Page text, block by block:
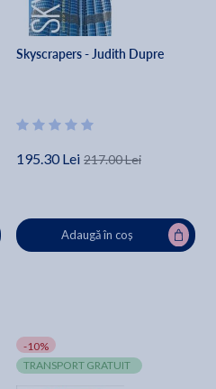
Skyscrapers - Judith Dupre
195.30 Lei 217.00 Lei
Adaugă în coș
-10%
TRANSPORT GRATUIT